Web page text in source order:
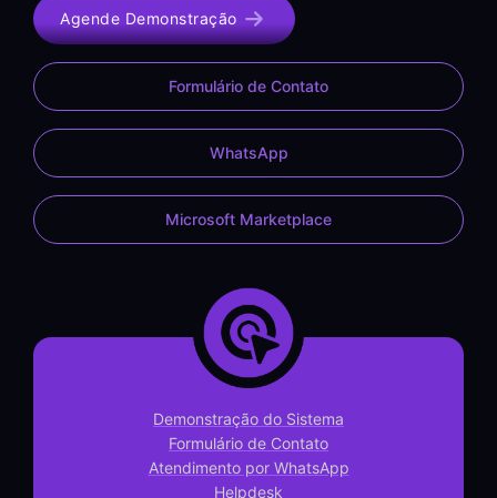
Agende Demonstração
Formulário de Contato
WhatsApp
Microsoft Marketplace
Demonstração do Sistema
Formulário de Contato
Atendimento por WhatsApp
Helpdesk